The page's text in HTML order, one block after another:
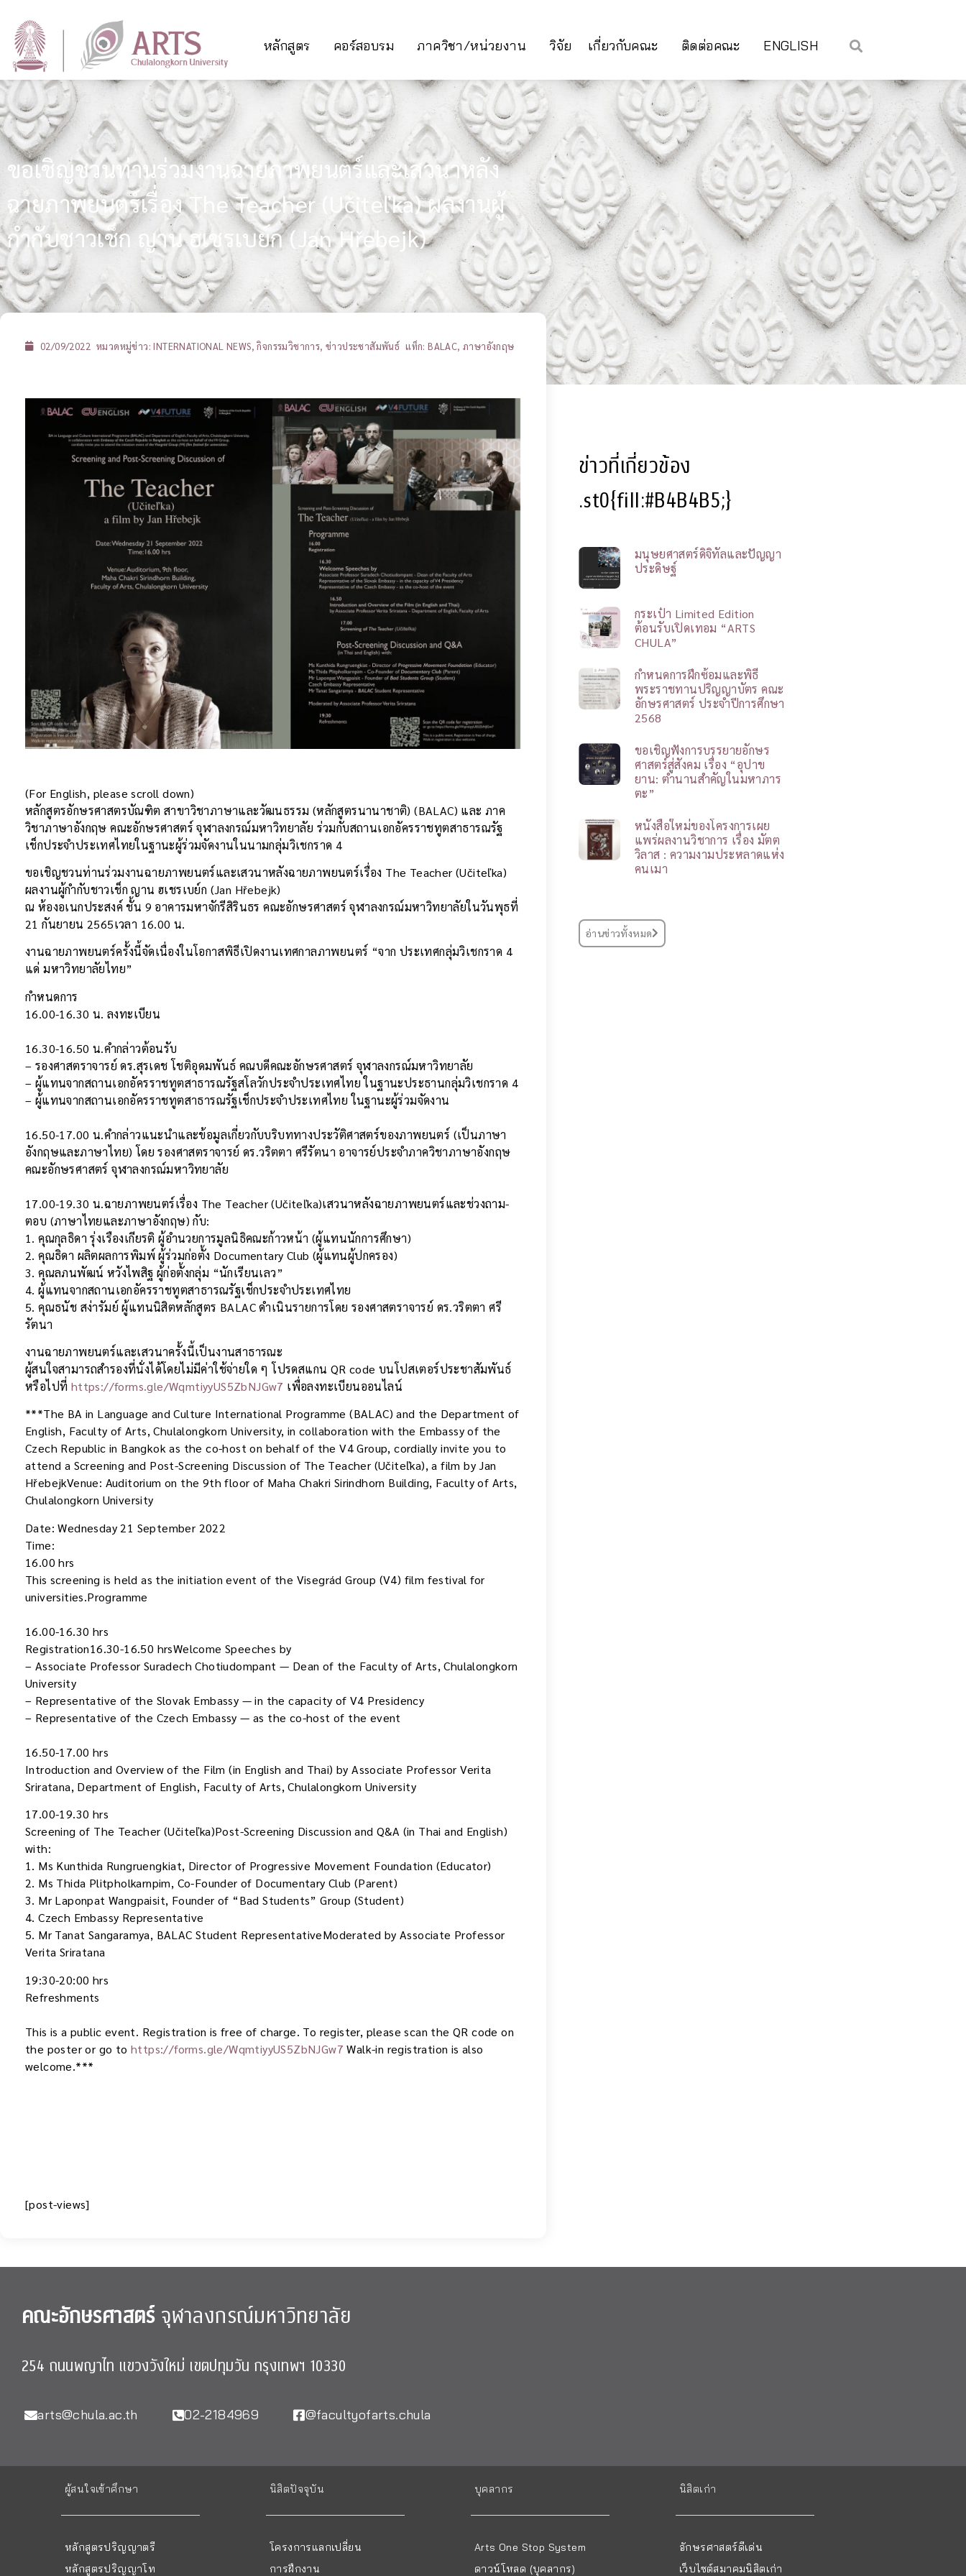
หลักสูตร คอร์สอบรม ภาควิชา/หน่วยงาน วิจัย เกี่ยวกับคณะ ติดต่อคณะ ENGLISH
ขอเชิญชวนท่านร่วมงานฉายภาพยนตร์และเสวนาหลัง
ฉายภาพยนตร์เรื่อง The Teacher (Učiteľka) ผลงานผู้
กำกับชาวเช็ก ญาน ฮเชรเบย์ก (Jan Hřebejk)
02/09/2022 หมวดหมู่ข่าว:INTERNATIONAL NEWS,กิจกรรมวิชาการ,ข่าวประชาสัมพันธ์ แท็ก: BALAC,ภาษาอังกฤษ
(For English, please scroll down)
หลักสูตรอักษรศาสตรบัณฑิต สาขาวิชาภาษาและวัฒนธรรม (หลักสูตรนานาชาติ) (BALAC) และ ภาค
วิชาภาษาอังกฤษ คณะอักษรศาสตร์ จุฬาลงกรณ์มหาวิทยาลัย ร่วมกับสถานเอกอัครราชทูตสาธารณรัฐ
เช็กประจำประเทศไทยในฐานะผู้ร่วมจัดงานในนามกลุ่มวิเชกราด 4
ขอเชิญชวนท่านร่วมงานฉายภาพยนตร์และเสวนาหลังฉายภาพยนตร์เรื่อง The Teacher (Učiteľka)
ผลงานผู้กำกับชาวเช็ก ญาน ฮเชรเบย์ก (Jan Hřebejk)
ณ ห้องอเนกประสงค์ ชั้น 9 อาคารมหาจักรีสิรินธร คณะอักษรศาสตร์ จุฬาลงกรณ์มหาวิทยาลัยในวันพุธที่
21 กันยายน 2565เวลา 16.00 น.
งานฉายภาพยนตร์ครั้งนี้จัดเนื่องในโอกาสพิธีเปิดงานเทศกาลภาพยนตร์ “จาก ประเทศกลุ่มวิเชกราด 4
แด่ มหาวิทยาลัยไทย”
กำหนดการ
16.00-16.30 น. ลงทะเบียน
16.30-16.50 น.คำกล่าวต้อนรับ
– รองศาสตราจารย์ ดร.สุรเดช โชติอุดมพันธ์ คณบดีคณะอักษรศาสตร์ จุฬาลงกรณ์มหาวิทยาลัย
– ผู้แทนจากสถานเอกอัครราชทูตสาธารณรัฐสโลวักประจำประเทศไทย ในฐานะประธานกลุ่มวิเชกราด 4
– ผู้แทนจากสถานเอกอัครราชทูตสาธารณรัฐเช็กประจำประเทศไทย ในฐานะผู้ร่วมจัดงาน
16.50-17.00 น.คำกล่าวแนะนำและข้อมูลเกี่ยวกับบริบททางประวัติศาสตร์ของภาพยนตร์ (เป็นภาษา
อังกฤษและภาษาไทย) โดย รองศาสตราจารย์ ดร.วริตตา ศรีรัตนา อาจารย์ประจำภาควิชาภาษาอังกฤษ
คณะอักษรศาสตร์ จุฬาลงกรณ์มหาวิทยาลัย
17.00-19.30 น.ฉายภาพยนตร์เรื่อง The Teacher (Učiteľka)เสวนาหลังฉายภาพยนตร์และช่วงถาม-
ตอบ (ภาษาไทยและภาษาอังกฤษ) กับ:
1. คุณกุลธิดา รุ่งเรืองเกียรติ ผู้อำนวยการมูลนิธิคณะก้าวหน้า (ผู้แทนนักการศึกษา)
2. คุณธิดา ผลิตผลการพิมพ์ ผู้ร่วมก่อตั้ง Documentary Club (ผู้แทนผู้ปกครอง)
3. คุณลภนพัฒน์ หวังไพสิฐ ผู้ก่อตั้งกลุ่ม “นักเรียนเลว”
4. ผู้แทนจากสถานเอกอัครราชทูตสาธารณรัฐเช็กประจำประเทศไทย
5. คุณธนัช สง่ารัมย์ ผู้แทนนิสิตหลักสูตร BALAC ดำเนินรายการโดย รองศาสตราจารย์ ดร.วริตตา ศรี
รัตนา
งานฉายภาพยนตร์และเสวนาครั้งนี้เป็นงานสาธารณะ
ผู้สนใจสามารถสำรองที่นั่งได้โดยไม่มีค่าใช้จ่ายใด ๆ โปรดสแกน QR code บนโปสเตอร์ประชาสัมพันธ์
หรือไปที่ https://forms.gle/WqmtiyyUS5ZbNJGw7 เพื่อลงทะเบียนออนไลน์
***The BA in Language and Culture International Programme (BALAC) and the Department of
English, Faculty of Arts, Chulalongkorn University, in collaboration with the Embassy of the
Czech Republic in Bangkok as the co-host on behalf of the V4 Group, cordially invite you to
attend a Screening and Post-Screening Discussion of The Teacher (Učiteľka), a film by Jan
HřebejkVenue: Auditorium on the 9th floor of Maha Chakri Sirindhorn Building, Faculty of Arts,
Chulalongkorn University
Date: Wednesday 21 September 2022
Time:
16.00 hrs
This screening is held as the initiation event of the Visegrád Group (V4) film festival for
universities.Programme
16.00-16.30 hrs
Registration16.30-16.50 hrsWelcome Speeches by
– Associate Professor Suradech Chotiudompant — Dean of the Faculty of Arts, Chulalongkorn
University
– Representative of the Slovak Embassy — in the capacity of V4 Presidency
– Representative of the Czech Embassy — as the co-host of the event
16.50-17.00 hrs
Introduction and Overview of the Film (in English and Thai) by Associate Professor Verita
Sriratana, Department of English, Faculty of Arts, Chulalongkorn University
17.00-19.30 hrs
Screening of The Teacher (Učiteľka)Post-Screening Discussion and Q&A (in Thai and English)
with:
1. Ms Kunthida Rungruengkiat, Director of Progressive Movement Foundation (Educator)
2. Ms Thida Plitpholkarnpim, Co-Founder of Documentary Club (Parent)
3. Mr Laponpat Wangpaisit, Founder of “Bad Students” Group (Student)
4. Czech Embassy Representative
5. Mr Tanat Sangaramya, BALAC Student RepresentativeModerated by Associate Professor
Verita Sriratana
19:30-20:00 hrs
Refreshments
This is a public event. Registration is free of charge. To register, please scan the QR code on
the poster or go to https://forms.gle/WqmtiyyUS5ZbNJGw7 Walk-in registration is also
welcome.***
[post-views]
ข่าวที่เกี่ยวข้อง
.st0{fill:#B4B4B5;}
มนุษยศาสตร์ดิจิทัลและปัญญา
ประดิษฐ์
กระเป๋า Limited Edition
ต้อนรับเปิดเทอม “ARTS
CHULA”
กำหนดการฝึกซ้อมและพิธี
พระราชทานปริญญาบัตร คณะ
อักษรศาสตร์ ประจำปีการศึกษา
2568
ขอเชิญฟังการบรรยายอักษร
ศาสตร์สู่สังคม เรื่อง “อุปาข
ยาน: ตำนานสำคัญในมหาภาร
ตะ”
หนังสือใหม่ของโครงการเผย
แพร่ผลงานวิชาการ เรื่อง มัตต
วิลาส : ความงามประหลาดแห่ง
คนเมา
อ่านข่าวทั้งหมด
คณะอักษรศาสตร์จุฬาลงกรณ์มหาวิทยาลัย
254 ถนนพญาไท แขวงวังใหม่ เขตปทุมวัน กรุงเทพฯ 10330
arts@chula.ac.th 02-2184969 @facultyofarts.chula
ผู้สนใจเข้าศึกษา
หลักสูตรปริญญาตรี
หลักสูตรปริญญาโท
นิสิตปัจจุบัน
โครงการแลกเปลี่ยน
การฝึกงาน
บุคลากร
Arts One Stop System
ดาวน์โหลด (บุคลากร)
นิสิตเก่า
อักษรศาสตร์ดีเด่น
เว็บไซต์สมาคมนิสิตเก่า